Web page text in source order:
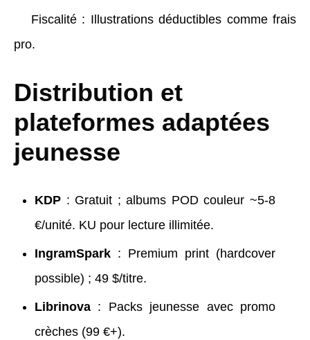
Fiscalité : Illustrations déductibles comme frais
pro.
Distribution et
plateformes adaptées
jeunesse
KDP : Gratuit ; albums POD couleur ~5-8
€/unité. KU pour lecture illimitée.
IngramSpark : Premium print (hardcover
possible) ; 49 $/titre.
Librinova : Packs jeunesse avec promo
crèches (99 €+).